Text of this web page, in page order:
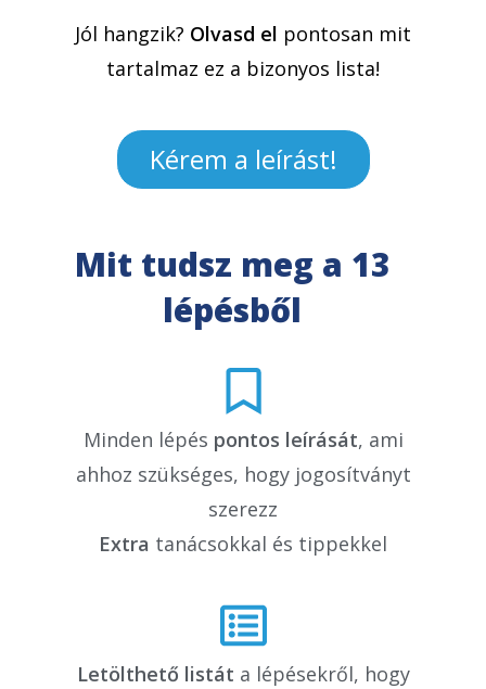
Jól hangzik? Olvasd el pontosan mit
tartalmaz ez a bizonyos lista!
Kérem a leírást!
Mit tudsz meg a 13
lépésből
Minden lépés pontos leírását, ami
ahhoz szükséges, hogy jogosítványt
szerezz
Extra tanácsokkal és tippekkel
Letölthető listát a lépésekről, hogy